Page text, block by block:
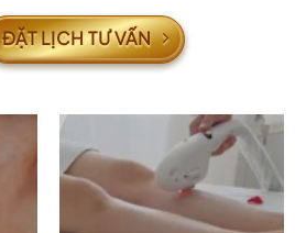
ĐẶT LỊCH TƯ VẤN